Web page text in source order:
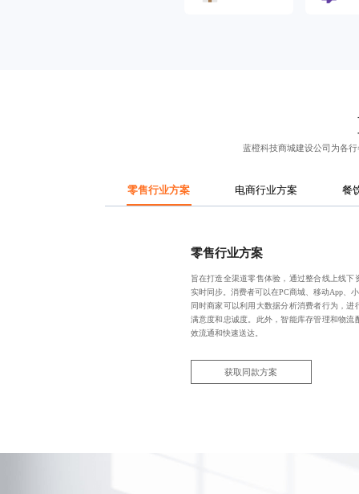
蓝橙科技商城建设公司 为各
零售行业方案 电商行业方案 餐
零售行业方案
旨在打造全渠道零售体验，通过整合线上线
实时同步。消费者可以在PC商城、移动App、
同时商家可以利用大数据分析消费者行为，
满意度和忠诚度。此外，智能库存管理和物流
效流通和快速送达。
获取同款方案